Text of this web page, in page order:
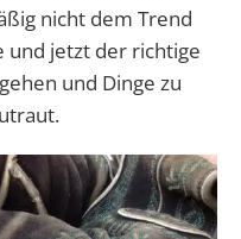
nicht dem Trend
und jetzt der richtige
und Dinge zu